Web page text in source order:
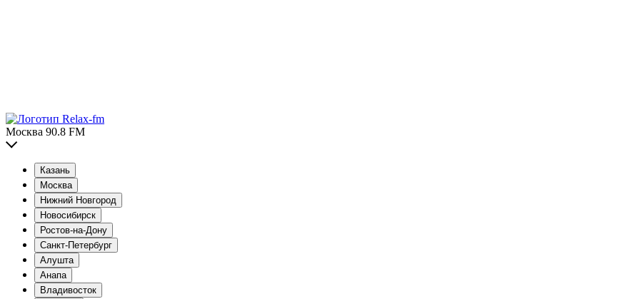
Москва 90.8 FM
Казань
Москва
Нижний Новгород
Новосибирск
Ростов-на-Дону
Санкт-Петербург
Алушта
Анапа
Владивосток